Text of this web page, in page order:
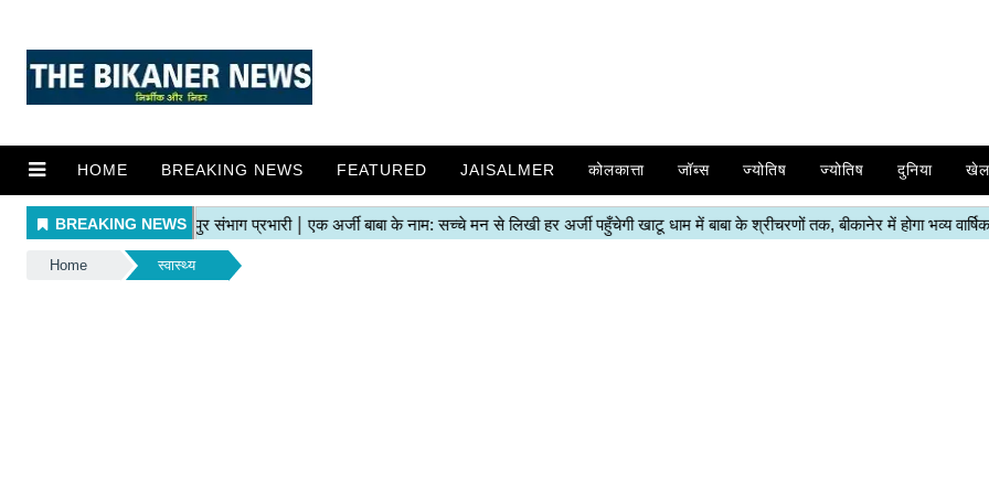
HOME BREAKING NEWS FEATURED JAISALMER कोलकात्ता जॉब्स ज्योतिष ज्योतिष दुनिया खेल
Home स्वास्थ्य